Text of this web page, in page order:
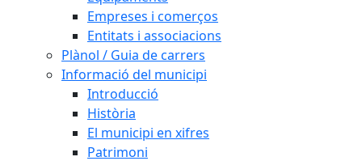
Empreses i comerços
Entitats i associacions
Plànol / Guia de carrers
Informació del municipi
Introducció
Història
El municipi en xifres
Patrimoni